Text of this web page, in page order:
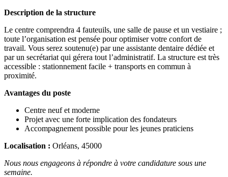
Description de la structure
Le centre comprendra 4 fauteuils, une salle de pause et un vestiaire ;
toute l’organisation est pensée pour optimiser votre confort de
travail. Vous serez soutenu(e) par une assistante dentaire dédiée et
par un secrétariat qui gérera tout l’administratif. La structure est très
accessible : stationnement facile + transports en commun à
proximité.
Avantages du poste
Centre neuf et moderne
Projet avec une forte implication des fondateurs
Accompagnement possible pour les jeunes praticiens
Localisation : Orléans, 45000
Nous nous engageons à répondre à votre candidature sous une
semaine.